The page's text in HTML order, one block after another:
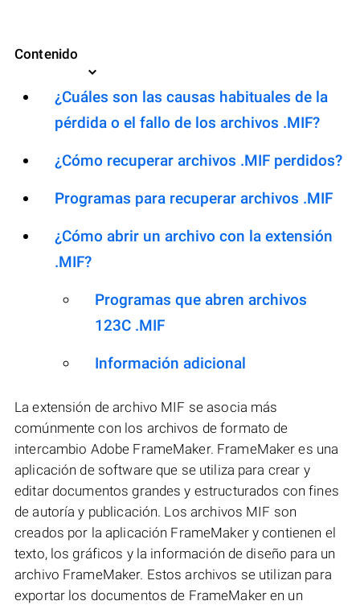
Contenido
¿Cuáles son las causas habituales de la
pérdida o el fallo de los archivos .MIF?
¿Cómo recuperar archivos .MIF perdidos?
Programas para recuperar archivos .MIF
¿Cómo abrir un archivo con la extensión
.MIF?
Programas que abren archivos
123C .MIF
Información adicional
La extensión de archivo MIF se asocia más
comúnmente con los archivos de formato de
intercambio Adobe FrameMaker. FrameMaker es una
aplicación de software que se utiliza para crear y
editar documentos grandes y estructurados con fines
de autoría y publicación. Los archivos MIF son
creados por la aplicación FrameMaker y contienen el
texto, los gráficos y la información de diseño para un
archivo FrameMaker. Estos archivos se utilizan para
exportar los documentos de FrameMaker en un